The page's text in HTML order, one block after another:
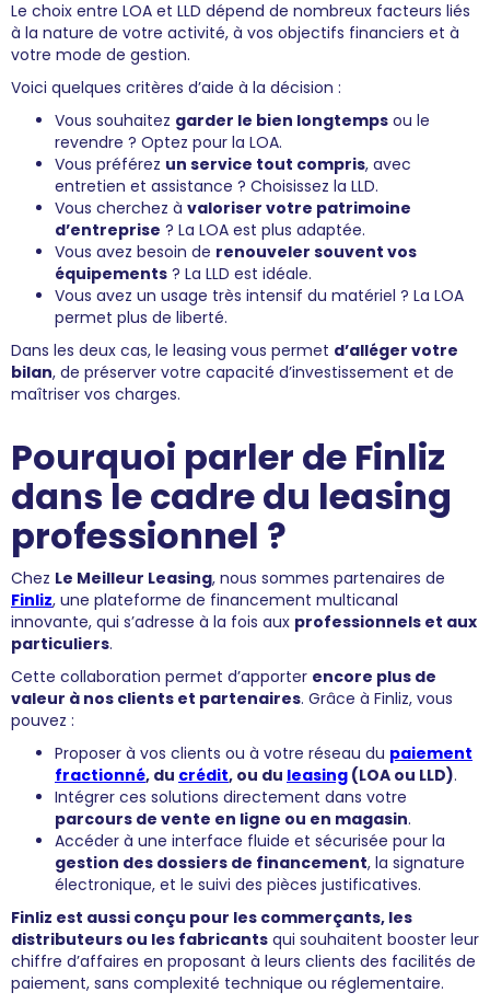
Le choix entre LOA et LLD dépend de nombreux facteurs liés
à la nature de votre activité, à vos objectifs financiers et à
votre mode de gestion.
Voici quelques critères d’aide à la décision :
Vous souhaitez garder le bien longtemps ou le
revendre ? Optez pour la LOA.
Vous préférez un service tout compris, avec
entretien et assistance ? Choisissez la LLD.
Vous cherchez à valoriser votre patrimoine
d’entreprise ? La LOA est plus adaptée.
Vous avez besoin de renouveler souvent vos
équipements ? La LLD est idéale.
Vous avez un usage très intensif du matériel ? La LOA
permet plus de liberté.
Dans les deux cas, le leasing vous permet d’alléger votre
bilan, de préserver votre capacité d’investissement et de
maîtriser vos charges.
Pourquoi parler de Finliz
dans le cadre du leasing
professionnel ?
Chez Le Meilleur Leasing, nous sommes partenaires de
Finliz, une plateforme de financement multicanal
innovante, qui s’adresse à la fois aux professionnels et aux
particuliers.
Cette collaboration permet d’apporter encore plus de
valeur à nos clients et partenaires. Grâce à Finliz, vous
pouvez :
Proposer à vos clients ou à votre réseau du paiement
fractionné, du crédit, ou du leasing (LOA ou LLD).
Intégrer ces solutions directement dans votre
parcours de vente en ligne ou en magasin.
Accéder à une interface fluide et sécurisée pour la
gestion des dossiers de financement, la signature
électronique, et le suivi des pièces justificatives.
Finliz est aussi conçu pour les commerçants, les
distributeurs ou les fabricants qui souhaitent booster leur
chiffre d’affaires en proposant à leurs clients des facilités de
paiement, sans complexité technique ou réglementaire.